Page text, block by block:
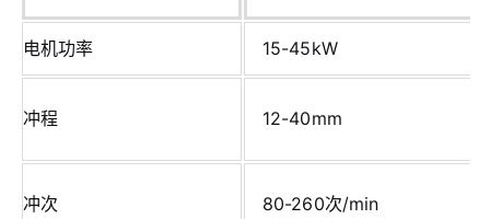
电机功率 15-45kW
冲程 12-40mm
冲次 80-260次/min